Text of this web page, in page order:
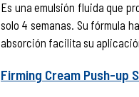
Es una emulsión fluida que
solo 4 semanas. Su fórmula
absorción facilita su
Firming Cream Push-up